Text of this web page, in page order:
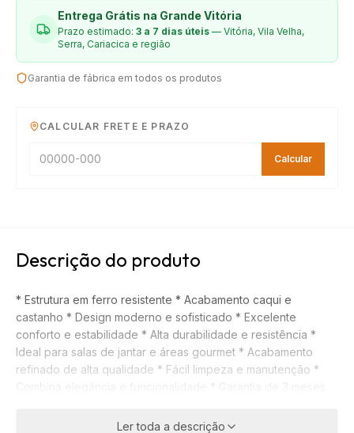
Entrega Grátis na Grande Vitória
Prazo estimado: 3 a 7 dias úteis — Vitória, Vila Velha,
Serra, Cariacica e região
Garantia de fábrica em todos os produtos
CALCULAR FRETE E PRAZO
Calcular
Descrição do produto
* Estrutura em ferro resistente * Acabamento caqui e
castanho * Design moderno e sofisticado * Excelente
conforto e estabilidade * Alta durabilidade e resistência *
Ideal para salas de jantar e áreas gourmet * Acabamento
refinado de alta qualidade * Fácil limpeza e manutenção *
Ler toda a descrição